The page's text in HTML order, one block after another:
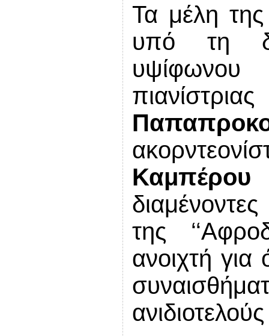
Τα μέλη της
υπό τη
Καμπέρου
της
ανοιχτή